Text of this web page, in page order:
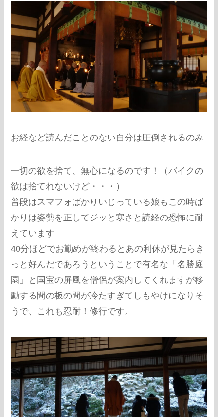
お経など読んだことのない自分は圧倒されるのみ
一切の欲を捨て、無心になるのです！（バイクの
欲は捨てれないけど・・・）
普段はスマフォばかりいじっている娘もこの時ば
かりは姿勢を正してジッと寒さと読経の恐怖に耐
えています
40分ほどでお勤めが終わるとあの利休が見たらき
っと好んだであろうということで有名な「名勝庭
園」と国宝の屏風を僧侶が案内してくれますが移
動する間の板の間が冷たすぎてしもやけになりそ
うで、これも忍耐！修行です。